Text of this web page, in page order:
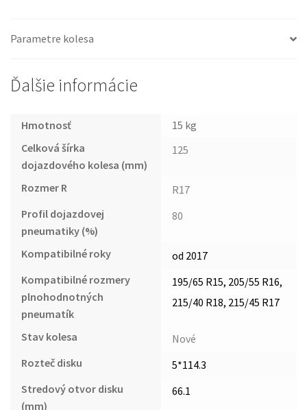
Parametre kolesa
Ďalšie informácie
Hmotnosť
15 kg
Celková šírka
dojazdového kolesa (mm)
125
Rozmer R
R17
Profil dojazdovej
pneumatiky (%)
80
Kompatibilné roky
od 2017
Kompatibilné rozmery
plnohodnotných
pneumatík
195/65 R15, 205/55 R16,
215/40 R18, 215/45 R17
Stav kolesa
Nové
Rozteč disku
5*114.3
Stredový otvor disku
(mm)
66.1